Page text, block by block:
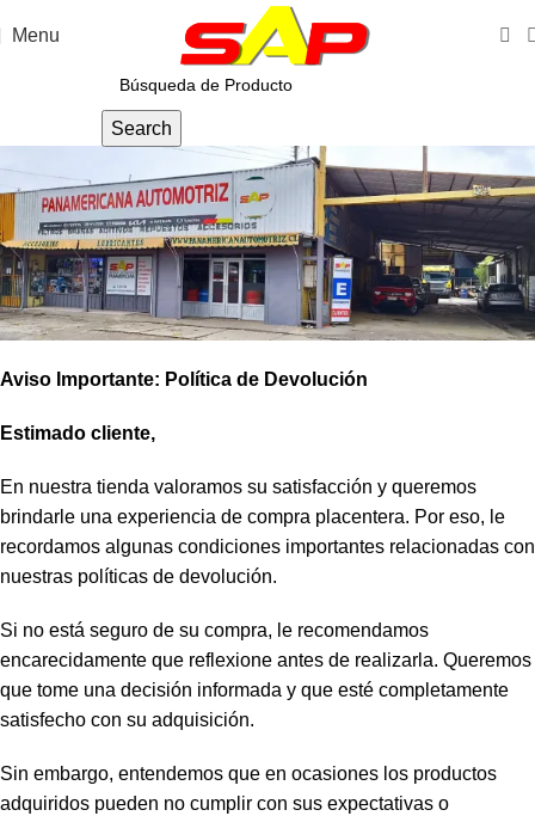
Menu
Search
Aviso Importante: Política de Devolución
Estimado cliente,
En nuestra tienda valoramos su satisfacción y queremos
brindarle una experiencia de compra placentera. Por eso, le
recordamos algunas condiciones importantes relacionadas con
nuestras políticas de devolución.
Si no está seguro de su compra, le recomendamos
encarecidamente que reflexione antes de realizarla. Queremos
que tome una decisión informada y que esté completamente
satisfecho con su adquisición.
Sin embargo, entendemos que en ocasiones los productos
adquiridos pueden no cumplir con sus expectativas o